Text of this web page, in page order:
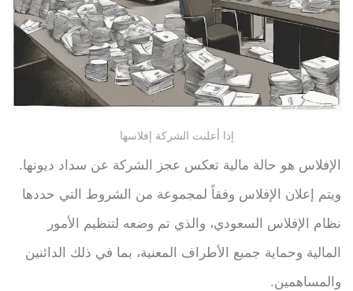
إذا أعلنت الشركة إفلاسها
الإفلاس هو حالة مالية تعكس عجز الشركة عن سداد ديونها.
ويتم إعلان الإفلاس وفقاً لمجموعة من الشروط التي حددها
نظام الإفلاس السعودي، والذي تم وضعه لتنظيم الأمور
المالية وحماية جميع الأطراف المعنية، بما في ذلك الدائنين
والمساهمين.